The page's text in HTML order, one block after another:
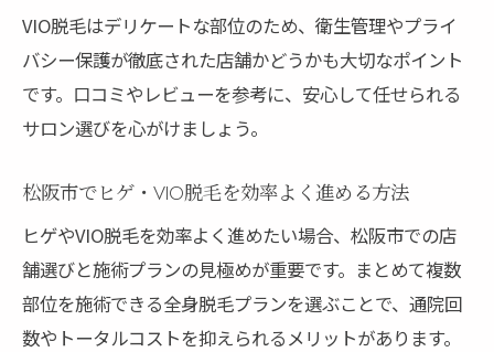
VIO脱毛はデリケートな部位のため、衛生管理やプライ
バシー保護が徹底された店舗かどうかも大切なポイント
です。口コミやレビューを参考に、安心して任せられる
サロン選びを心がけましょう。
松阪市でヒゲ・VIO脱毛を効率よく進める方法
ヒゲやVIO脱毛を効率よく進めたい場合、松阪市での店
舗選びと施術プランの見極めが重要です。まとめて複数
部位を施術できる全身脱毛プランを選ぶことで、通院回
数やトータルコストを抑えられるメリットがあります。